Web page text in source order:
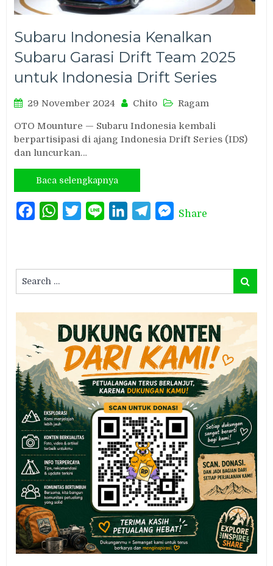
Subaru Indonesia Kenalkan
Subaru Garasi Drift Team 2025
untuk Indonesia Drift Series
29 November 2024 Chito Ragam
OTO Mounture — Subaru Indonesia kembali
berpartisipasi di ajang Indonesia Drift Series (IDS)
dan luncurkan…
Baca selengkapnya
FacebookWhatsAppTwitterLine LinkedInTelegramMessenger
Share
for:
Search